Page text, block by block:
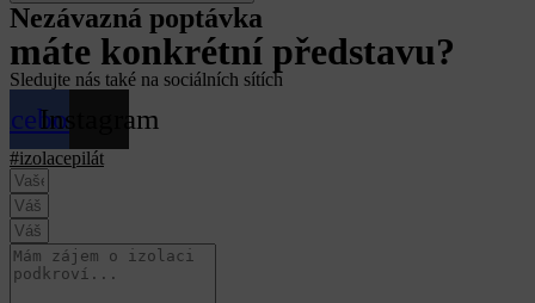
Nezávazná poptávka
máte konkrétní představu?
Sledujte nás také na sociálních sítích
Instagram
#izolacepilát